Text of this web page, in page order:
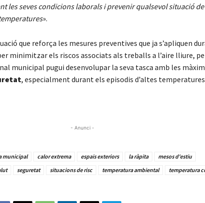
les seves condicions laborals i prevenir qualsevol situació
».
que reforça les mesures preventives que ja s’apliquen
minimitzar els riscos associats als treballs a l’aire lliure,
municipal pugui desenvolupar la seva tasca amb les
, especialment durant els episodis d’altes
- Anunci -
municipal calor extrema espais exteriors la ràpita
mesos d'estiu
seguretat situacions de risc temperatura ambiental
temperatura